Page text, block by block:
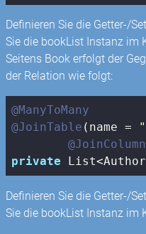
Definieren Sie die Getter-/
Sie die bookList Instanz im
Seitens Book erfolgt der
der Relation wie folgt:
@ManyToMany
@JoinTable (name =
@JoinColumn
private
Definieren Sie die Getter-/
Sie die bookList Instanz im